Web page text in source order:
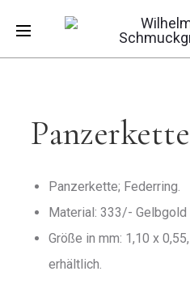
Start Ketten
Panzerkette; Federring.
Material: 333/- Gelbgold
Größe in mm: 1,10 x
erhältlich.